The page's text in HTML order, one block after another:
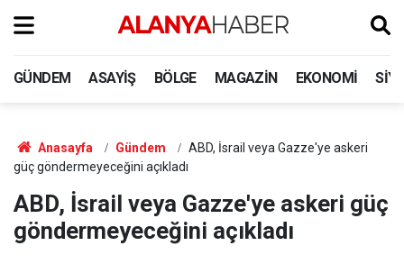
GÜNDEM ASAYIŞ BÖLGE MAGAZIN EKONOMI
Anasayfa Gündem
ABD, İsrail veya Gazze'ye askeri
güç göndermeyeceğini açıkladı
ABD, İsrail veya Gazze'ye askeri güç
göndermeyeceğini açıkladı